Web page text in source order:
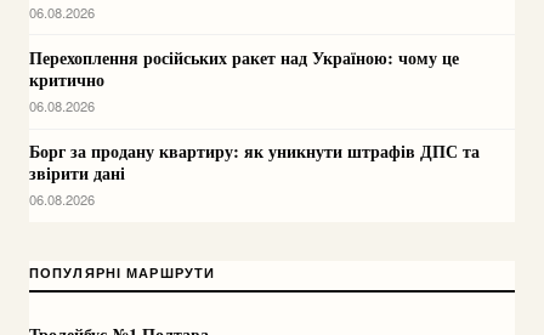
06.08.2026
Перехоплення російських ракет над Україною: чому це
критично
06.08.2026
Борг за продану квартиру: як уникнути штрафів ДПС та
звірити дані
06.08.2026
ПОПУЛЯРНІ МАРШРУТИ